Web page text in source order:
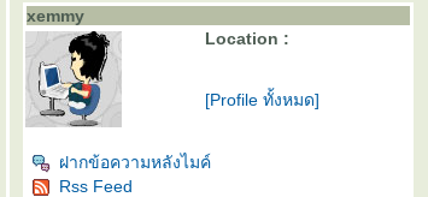
xemmy
Location :
[Profile ทั้งหมด]
ฝากข้อความหลังไมค์
Rss Feed